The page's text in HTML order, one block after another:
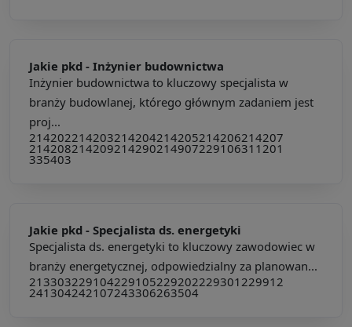
Jakie pkd - Inżynier budownictwa
Inżynier budownictwa to kluczowy specjalista w
branży budowlanej, którego głównym zadaniem jest
proj...
214202214203214204214205214206214207
214208214209214290214907229106311201
335403
Jakie pkd - Specjalista ds. energetyki
Specjalista ds. energetyki to kluczowy zawodowiec w
branży energetycznej, odpowiedzialny za planowan...
213303229104229105229202229301 229912
241304242107243306263504